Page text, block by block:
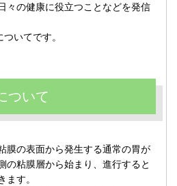
々の健康に役立つことなどを発信
いてです。
ついて
膜の表面から発生する通常の胃が
の粘膜層から始まり、進行すると
ます。